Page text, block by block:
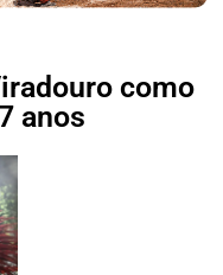
como
anos